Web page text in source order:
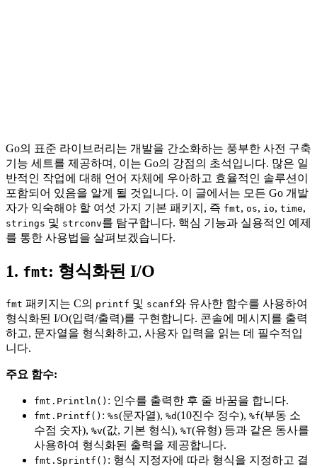
Go의 표준 라이브러리는 개발을 간소화하는 풍부한 사전 구축
기능 세트를 제공하며, 이는 Go의 강점의 초석입니다. 많은 일
반적인 작업에 대해 언어 자체에 우아하고 효율적인 솔루션이
포함되어 있음을 알게 될 것입니다. 이 글에서는 모든 Go 개발
자가 익숙해야 할 여섯 가지 기본 패키지, 즉 fmt, os, io, time,
strings 및 strconv를 탐구합니다. 핵심 기능과 실용적인 예제
를 통한 사용법을 살펴보겠습니다.
1. fmt: 형식화된 I/O
fmt 패키지는 C의 printf 및 scanf와 유사한 함수를 사용하여
형식화된 I/O(입력/출력)를 구현합니다. 콘솔에 메시지를 출력
하고, 문자열을 형식화하고, 사용자 입력을 읽는 데 필수적입
니다.
주요 함수:
fmt.Println() : 인수를 출력한 후 줄 바꿈을 합니다.
fmt.Printf() : %s(문자열), %d(10진수 정수), %f(부동 소
수점 숫자), %v(값, 기본 형식), %T(유형) 등과 같은 동사를
사용하여 형식화된 출력을 제공합니다.
fmt.Sprintf() : 형식 지정자에 따라 형식을 지정하고 결